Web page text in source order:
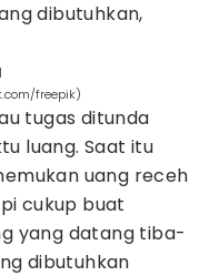
dibutuhkan,
freepik)
tugas ditunda
luang. Saat itu
uang receh
cukup buat
yang datang tiba-
dibutuhkan